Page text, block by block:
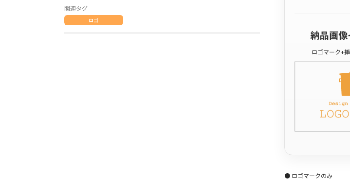
関連タグ
ロゴ
納品画
ロゴマーク+
● ロゴマークのみ